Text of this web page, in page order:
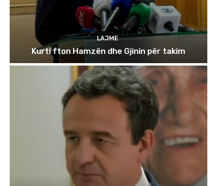
LAJME
Kurti fton Hamzën dhe Gjinin për takim